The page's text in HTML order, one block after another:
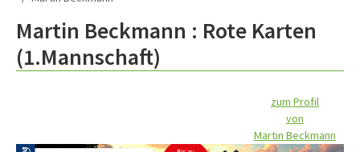
Martin Beckmann : Rote Karten
(1.Mannschaft)
zum Profil
von
Martin Beckmann